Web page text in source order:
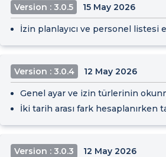
Version : 3.0.5 15 May 2026
İzin planlayıcı ve personel listesi
Version : 3.0.4 12 May 2026
Genel ayar ve izin türlerinin
İki tarih arası fark hesaplanırken
Version : 3.0.3 12 May 2026